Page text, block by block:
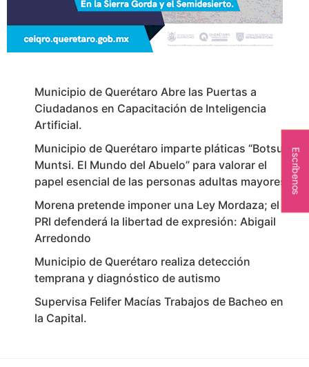
Municipio de Querétaro Abre las Puertas a
Ciudadanos en Capacitación de Inteligencia
Artificial.
Municipio de Querétaro imparte pláticas “Botsu
Muntsi. El Mundo del Abuelo” para valorar el
papel esencial de las personas adultas mayores
Morena pretende imponer una Ley Mordaza; el
PRI defenderá la libertad de expresión: Abigail
Arredondo
Municipio de Querétaro realiza detección
temprana y diagnóstico de autismo
Supervisa Felifer Macías Trabajos de Bacheo en
la Capital.
Escríbenos